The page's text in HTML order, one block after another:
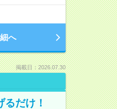
へ
掲載日：2026.07.30
だけ！